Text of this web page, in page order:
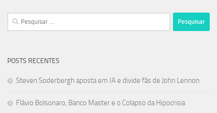
Pesquisar
por:
POSTS RECENTES
Steven Soderbergh aposta em IA e divide fãs de John Lennon
Flávio Bolsonaro, Banco Master e o Colapso da Hipocrisia